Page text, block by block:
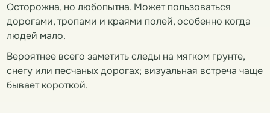
Осторожна, но любопытна. Может пользоваться
дорогами, тропами и краями полей, особенно когда
людей мало.
Вероятнее всего заметить следы на мягком грунте,
снегу или песчаных дорогах; визуальная встреча чаще
бывает короткой.